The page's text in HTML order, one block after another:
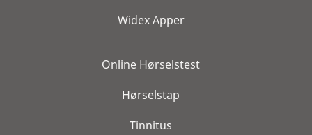
Widex Apper
Online Hørselstest
Hørselstap
Tinnitus